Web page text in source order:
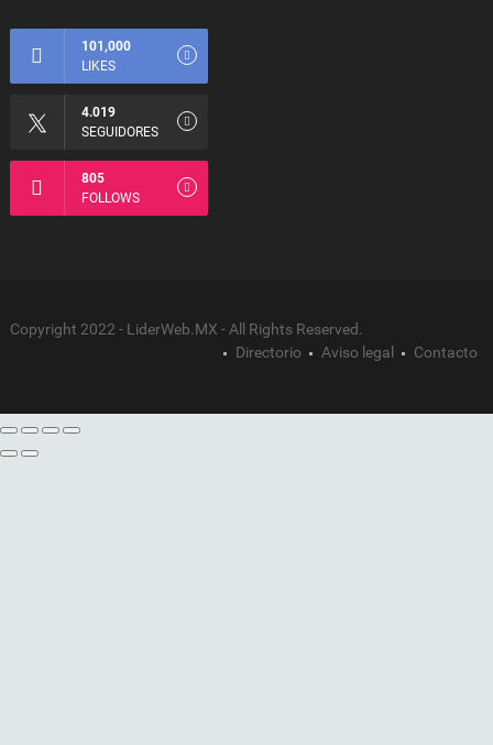
101,000
LIKES
4.019
SEGUIDORES
805
FOLLOWS
Copyright 2022 - LiderWeb.MX - All Rights Reserved.
Directorio
Aviso legal Contacto